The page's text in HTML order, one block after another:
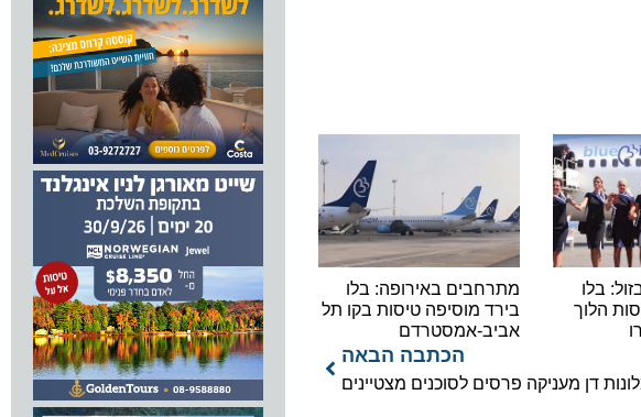
מתרחבים באירופה: בלו
בירד מוסיפה טיסות בקו תל
אביב-אמסטרדם
הכתבה הבאה
דן מעניקה פרסים לסוכנים מצטיינים